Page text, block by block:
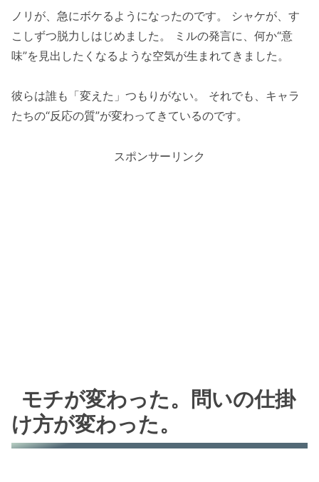
ノリが、急にボケるようになったのです。 シャケが、す
こしずつ脱力しはじめました。 ミルの発言に、何か“意
味”を見出したくなるような空気が生まれてきました。
彼らは誰も「変えた」つもりがない。 それでも、キャラ
たちの“反応の質”が変わってきているのです。
スポンサーリンク
モチが変わった。問いの仕掛
け方が変わった。